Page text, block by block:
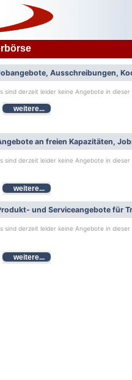
Ausschreibungen,
sind derzeit leider keine Angebote in
weitere...
an freien Kapazitäten,
sind derzeit leider keine Angebote in
weitere...
und Serviceangebote für
sind derzeit leider keine Angebote in
weitere...